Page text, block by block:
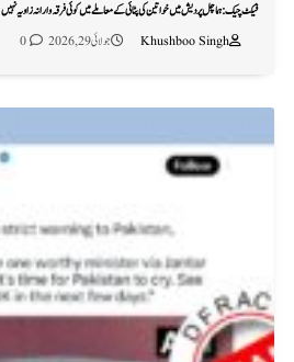
فیکٹ چیک: ہماچل پردیش میں خواتین کی پٹائی کے معاملے میں کوئی فرقہ وارانہ زاویہ نہیں
Khushboo Singh
جولائی 29, 2026 0